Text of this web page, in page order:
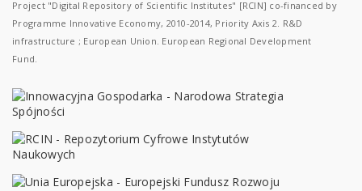
Project "Digital Repository of Scientific Institutes" [RCIN] co-financed by
Programme Innovative Economy, 2010-2014, Priority Axis 2. R&D
infrastructure ; European Union. European Regional Development
Fund.